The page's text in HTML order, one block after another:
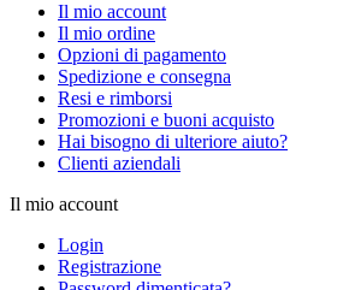
Il mio account
Il mio ordine
Opzioni di pagamento
Spedizione e consegna
Resi e rimborsi
Promozioni e buoni acquisto
Hai bisogno di ulteriore aiuto?
Clienti aziendali
Il mio account
Login
Registrazione